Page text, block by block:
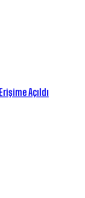
Açıldı